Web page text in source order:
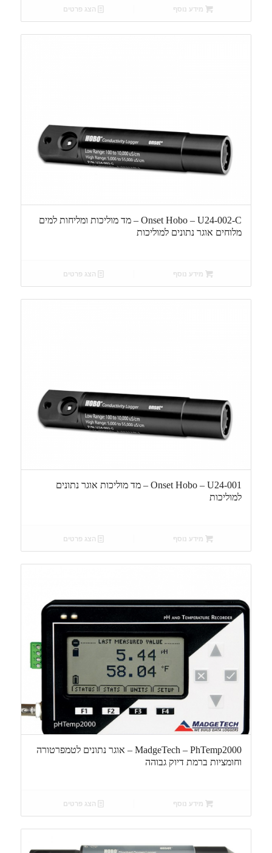
מידע נוסף הצג פרטים
Onset Hobo – U24-002-C – מד מוליכות ומליחות למים
מלוחים אוגר נתונים למוליכות
מידע נוסף הצג פרטים
Onset Hobo – U24-001 – מד מוליכות אוגר נתונים
למוליכות
מידע נוסף הצג פרטים
MadgeTech – PhTemp2000 – אוגר נתונים לטמפרטורה
וחומציות ברמת דיוק גבוהה
מידע נוסף הצג פרטים